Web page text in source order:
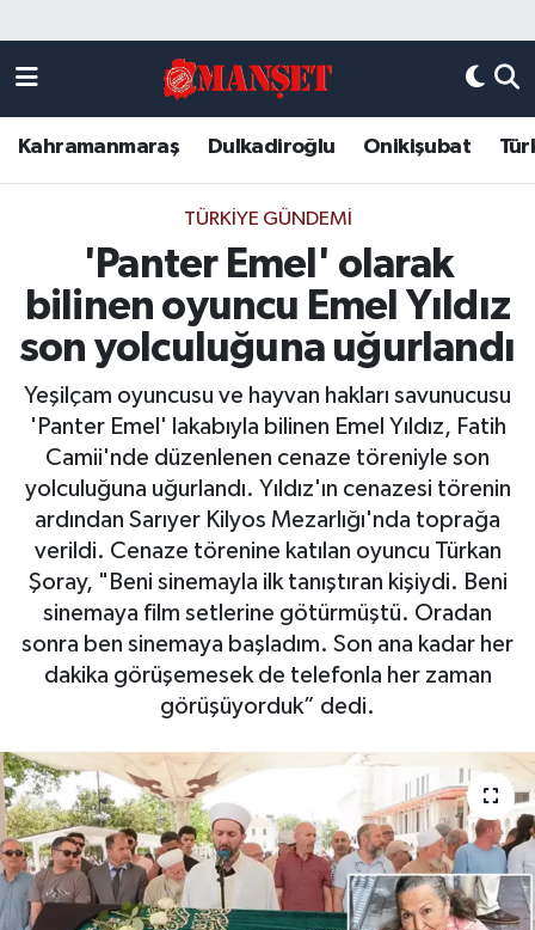
Kahramanmaraş Dulkadiroğlu Onikişubat
TÜRKIYE GÜNDEMI
'Panter Emel' olarak
bilinen oyuncu Emel Yıldız
son yolculuğuna uğurlandı
Yeşilçam oyuncusu ve hayvan hakları savunucusu
'Panter Emel' lakabıyla bilinen Emel Yıldız, Fatih
Camii'nde düzenlenen cenaze töreniyle son
yolculuğuna uğurlandı. Yıldız'ın cenazesi törenin
ardından Sarıyer Kilyos Mezarlığı'nda toprağa
verildi. Cenaze törenine katılan oyuncu Türkan
Şoray, "Beni sinemayla ilk tanıştıran kişiydi. Beni
sinemaya film setlerine götürmüştü. Oradan
sonra ben sinemaya başladım. Son ana kadar her
dakika görüşemesek de telefonla her zaman
görüşüyorduk” dedi.
DULKADİROĞLU
KAHRAMANMARAŞ
ONİKİŞUBAT
ÖZEL HABER
Künye
Kahramanmaraş Nöbetçi Eczaneler
Kahramanmaraş Hava Durumu
Kahramanmaraş Trafik Yoğunluk Haritası
Süper Lig Puan Durumu ve Fikstür
Tüm Manşetler
Son Dakika Haberleri
Haber Arşivi